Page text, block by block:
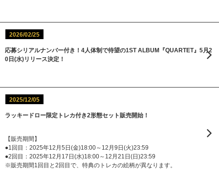
2026/02/25
応募シリアルナンバー付き！4人体制で待望の1ST ALBUM『QUARTET』5月2
0日(水)リリース決定！
2025/12/05
ラッキードロー限定トレカ付き2形態セット販売開始！
【販売期間】
●1回目：2025年12月5日(金)18:00～12月9日(火)23:59
●2回目：2025年12月17日(水)18:00～12月21日(日)23:59
※販売期間1回目と2回目で、特典のトレカの絵柄が異なります。